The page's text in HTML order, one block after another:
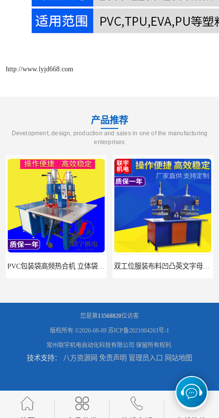
http://www.lyjd668.com
产品推荐
Development, design, production and sales in one of the manufacturing
enterprises
PVC包装袋高频热合机 立体袋焊接机 找联宇生产厂家 双工位服装布料凹凸英文字母压字机找联宇制造厂
汽车坐垫压纹压花机规格 单头大台面凹凸压花机 现货供应 浙江布料凹凸4d压纹机生产厂家 服装凹凸4d压纹植胶机 经济实惠
您是第13568820位访客
版权所有 ©2026-08-09 苏ICP备2021004263号-1
常州联宇机电自动化科技有限公司 保留所有权利.
技术支持： 八方资源网 免责声明 管理员入口 网站地图